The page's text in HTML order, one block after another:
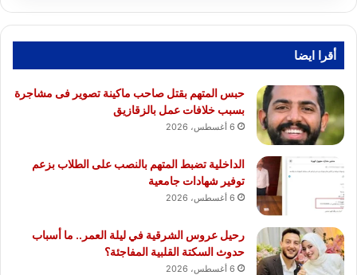
أقرا ايضا
حبس المتهم بقتل صاحب ماكينة تصوير فى مشاجرة
بسبب خلافات عمل بالزقازيق
6 أغسطس، 2026
الداخلية تضبط المتهم بالنصب على الطلاب بزعم
توفير شهادات جامعية
6 أغسطس، 2026
رحيل عروس الشرقية في ليلة العمر.. ما أسباب
حدوث السكتة القلبية المفاجئة؟
6 أغسطس، 2026